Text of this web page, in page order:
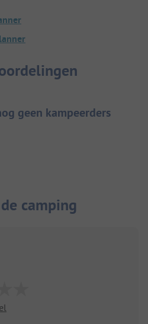
geen kampeerders
camping